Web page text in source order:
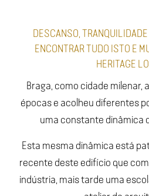
DESCANSO,
ENCONTRAR TUDO ISTO E
HERITAGE
Braga, como cidade
épocas e acolheu diferentes
uma constante dinâmica
Esta mesma dinâmica está
recente deste edifício que
indústria, mais tarde uma